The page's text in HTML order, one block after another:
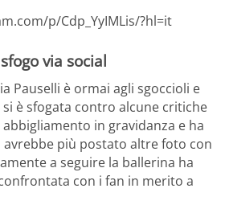
p/Cdp_YyIMLis/?hl=it
via social
Pauselli è ormai agli sgoccioli e
si è sfogata contro alcune critiche
in gravidanza e ha
più postato altre foto con
a seguire la ballerina ha
con i fan in merito a